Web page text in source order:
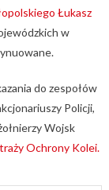
Łukasz
w
do zespołów
Policji,
Wojsk
Ochrony Kolei.